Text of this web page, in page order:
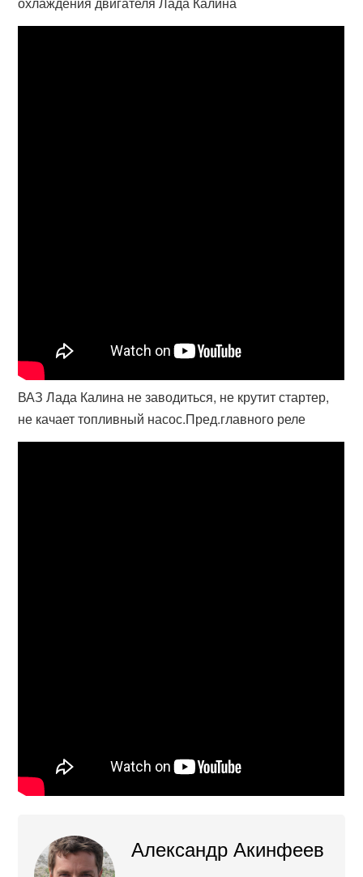
ВАЗ Лада Калина не заводиться, не крутит стартер,
не качает топливный насос.Пред.главного реле
Александр Акинфеев